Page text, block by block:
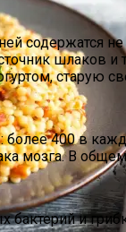
шлаков
старую
400 в
мозга. В
и